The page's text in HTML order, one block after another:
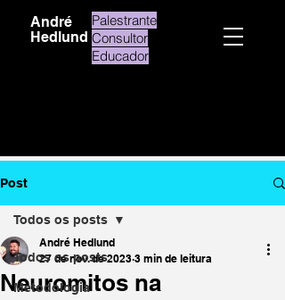
André
Hedlund
Palestrante
Consultor
Educador
Post
Todos os posts
Metodologia
Todos os posts
Neuromitos na
André Hedlund
27 de nov. de 2023 3 min de leitura